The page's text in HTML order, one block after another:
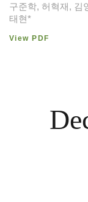
구준학, 허혁재, 김
태현*
View PDF